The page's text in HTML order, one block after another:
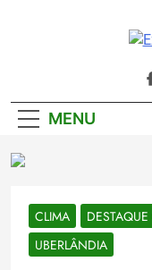
MENU
CLIMA
UBERLÂNDIA